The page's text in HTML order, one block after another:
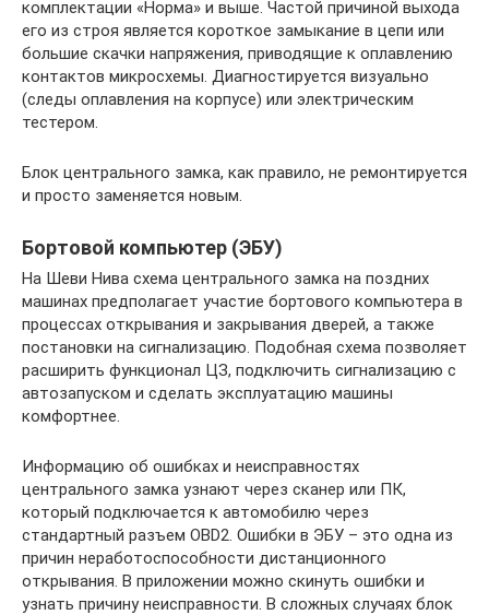
комплектации «Норма» и выше. Частой причиной выхода
его из строя является короткое замыкание в цепи или
большие скачки напряжения, приводящие к оплавлению
контактов микросхемы. Диагностируется визуально
(следы оплавления на корпусе) или электрическим
тестером.
Блок центрального замка, как правило, не ремонтируется
и просто заменяется новым.
Бортовой компьютер (ЭБУ)
На Шеви Нива схема центрального замка на поздних
машинах предполагает участие бортового компьютера в
процессах открывания и закрывания дверей, а также
постановки на сигнализацию. Подобная схема позволяет
расширить функционал ЦЗ, подключить сигнализацию с
автозапуском и сделать эксплуатацию машины
комфортнее.
Информацию об ошибках и неисправностях
центрального замка узнают через сканер или ПК,
который подключается к автомобилю через
стандартный разъем ОBD2. Ошибки в ЭБУ – это одна из
причин неработоспособности дистанционного
открывания. В приложении можно скинуть ошибки и
узнать причину неисправности. В сложных случаях блок